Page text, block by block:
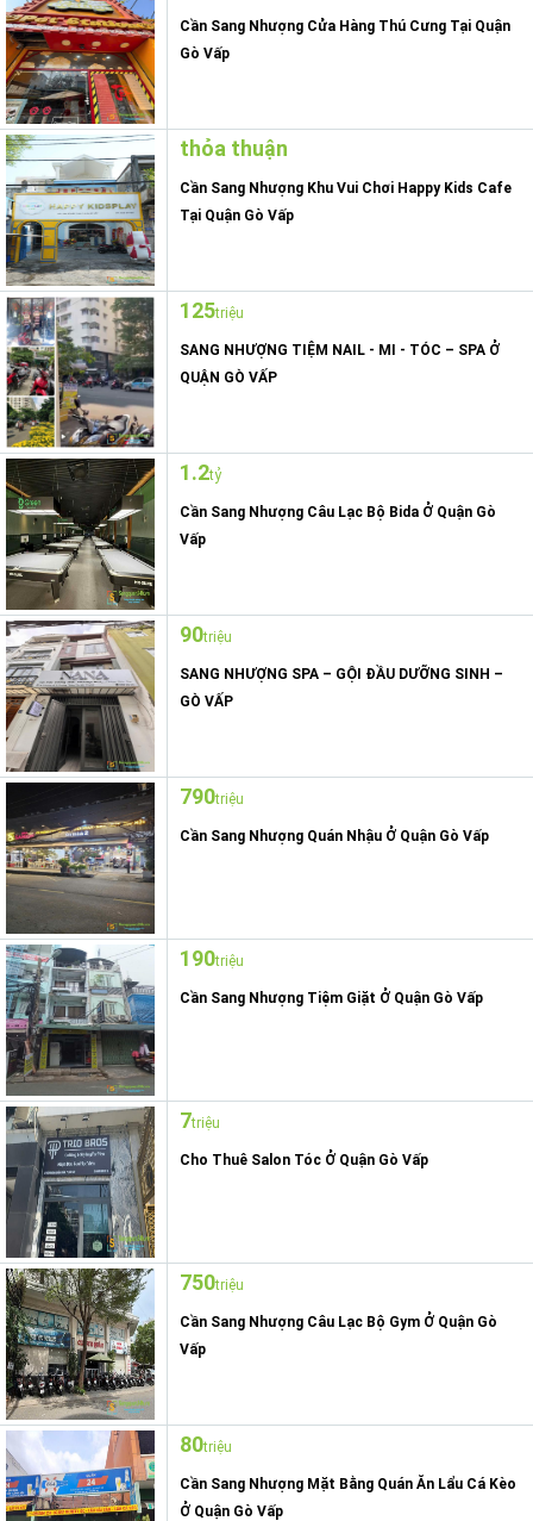
Cần Sang Nhượng Cửa Hàng Thú Cưng Tại Quận
Gò Vấp
thỏa thuận
Cần Sang Nhượng Khu Vui Chơi Happy Kids Cafe
Tại Quận Gò Vấp
125triệu
SANG NHƯỢNG TIỆM NAIL - MI - TÓC – SPA Ở
QUẬN GÒ VẤP
1.2tỷ
Cần Sang Nhượng Câu Lạc Bộ Bida Ở Quận Gò
Vấp
90triệu
SANG NHƯỢNG SPA – GỘI ĐẦU DƯỠNG SINH –
GÒ VẤP
790triệu
Cần Sang Nhượng Quán Nhậu Ở Quận Gò Vấp
190triệu
Cần Sang Nhượng Tiệm Giặt Ở Quận Gò Vấp
7triệu
Cho Thuê Salon Tóc Ở Quận Gò Vấp
750triệu
Cần Sang Nhượng Câu Lạc Bộ Gym Ở Quận Gò
Vấp
80triệu
Cần Sang Nhượng Mặt Bằng Quán Ăn Lẩu Cá Kèo
Ở Quận Gò Vấp